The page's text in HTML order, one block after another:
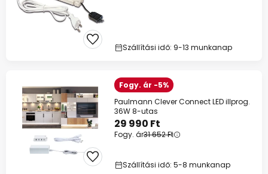
Szállítási idő: 9-13 munkanap
Fogy. ár -5%
Paulmann Clever Connect LED illprog.
36W 8-utas
29 990 Ft
Fogy. ár31 652 Ft
Szállítási idő: 5-8 munkanap